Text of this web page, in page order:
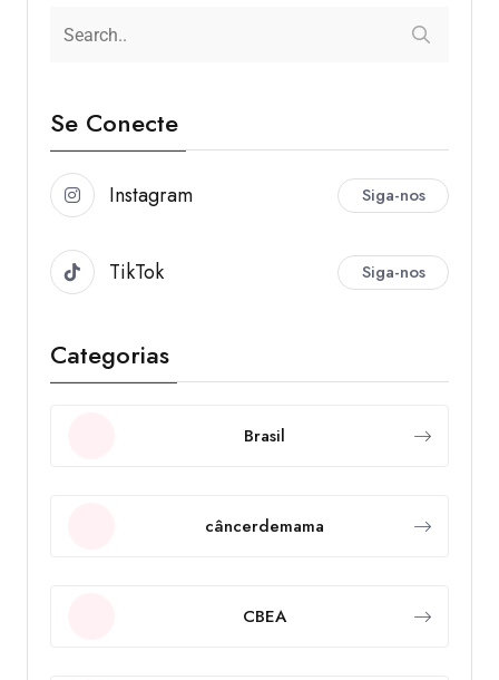
Se Conecte
Instagram Siga-nos
TikTok Siga-nos
Categorias
Brasil
câncerdemama
CBEA